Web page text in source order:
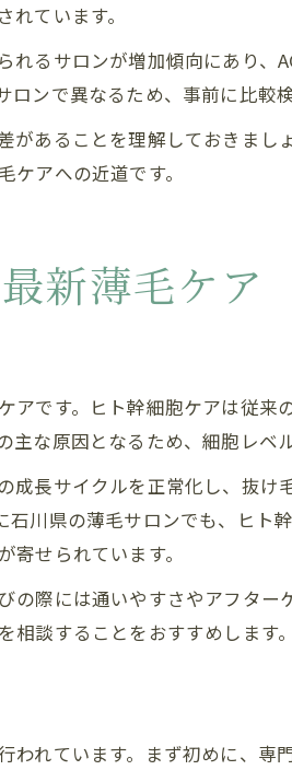
ています。
るサロンが増加傾向にあり、
ンで異なるため、事前に比較検
あることを理解しておきまし
アへの近道です。
新薄毛ケア
です。ヒト幹細胞ケアは従来
な原因となるため、細胞レベ
長サイクルを正常化し、抜
川県の薄毛サロンでも、ヒト
せられています。
際には通いやすさやアフタ
談することをおすすめします。
れています。まず初めに、専